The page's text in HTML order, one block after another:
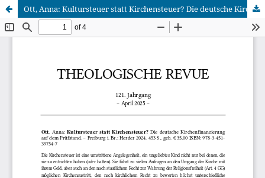
Ott, Anna: Kultursteuer statt Kirchensteuer? Die deutsche Kirchenfinanzierung auf dem Prüfstand